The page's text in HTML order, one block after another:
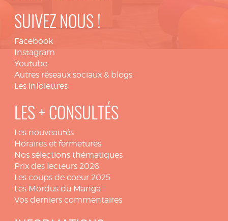
SUIVEZ NOUS !
Facebook
Instagram
Youtube
Autres réseaux sociaux & blogs
Les infolettres
LES + CONSULTÉS
Les nouveautés
Horaires et fermetures
Nos sélections thématiques
Prix des lecteurs 2026
Les coups de coeur 2025
Les Mordus du Manga
Vos derniers commentaires